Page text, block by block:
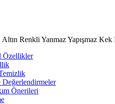
Renkli Yanmaz Yapışmaz Kek
Özellikler
Önerileri